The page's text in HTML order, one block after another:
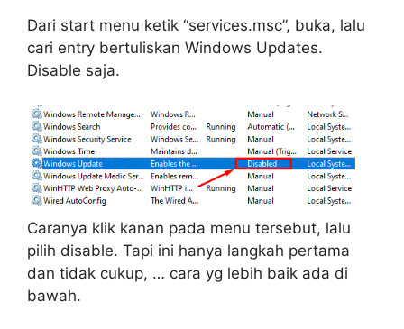
Dari start menu ketik “services.msc”, buka, lalu
cari entry bertuliskan Windows Updates.
Disable saja.
Caranya klik kanan pada menu tersebut, lalu
pilih disable. Tapi ini hanya langkah pertama
dan tidak cukup, … cara yg lebih baik ada di
bawah.